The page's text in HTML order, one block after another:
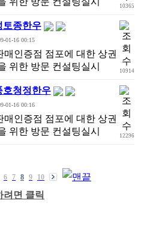
10365
토종한우
01-16 00:15
매인증점 점포에 대한 상권
위한 방문 컨설팅실시
10914
호청정한우
01-16 00:16
매인증점 점포에 대한 상권
위한 방문 컨설팅실시
12296
6 7 8 9 10
려면 클릭